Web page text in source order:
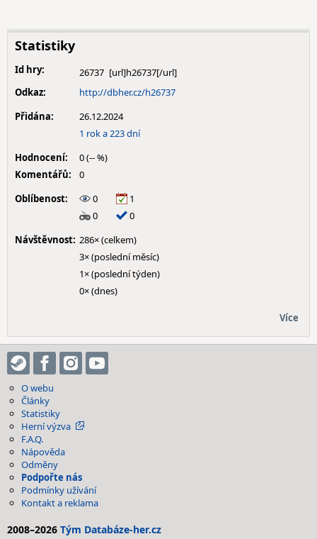
Statistiky
Id hry:
26737
Odkaz:
http://dbher.cz/h26737
Přidána:
26.12.2024
1 rok a 223 dní
Hodnocení:
0 (-- %)
Komentářů:
0
Oblíbenost:
0
1
0
0
Návštěvnost: 286× (celkem)
3× (poslední měsíc)
1× (poslední týden)
0× (dnes)
Více
O webu
Články
Statistiky
Herní výzva
F.A.Q.
Nápověda
Odměny
Podpořte nás
Podmínky užívání
Kontakt a reklama
2008–2026 Tým Databáze-her.cz